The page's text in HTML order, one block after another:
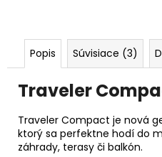
Popis Súvisiace (3)
Traveler
Traveler Compact je nová
ktorý sa perfektne hodí do
záhrady, terasy či balkón.